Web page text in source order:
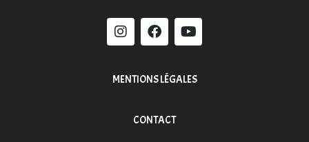
MENTIONS LÉGALES
CONTACT